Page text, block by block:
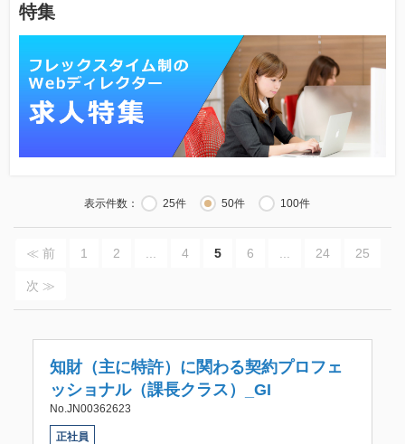
特集
表示件数： 25件 50件 100件
≪ 前 1 2 4 5 6 24 25
次 ≫
知財（主に特許）に関わる契約プロフェ
ッショナル（課長クラス）_GI
No.JN00362623
正社員